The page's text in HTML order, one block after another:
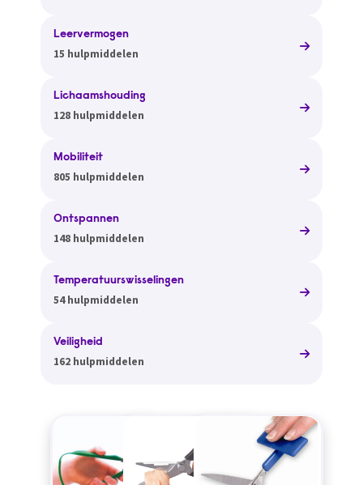
Leervermogen
15 hulpmiddelen
Lichaamshouding
128 hulpmiddelen
Mobiliteit
805 hulpmiddelen
Ontspannen
148 hulpmiddelen
Temperatuurswisselingen
54 hulpmiddelen
Veiligheid
162 hulpmiddelen